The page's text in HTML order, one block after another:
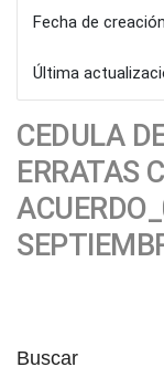
Fecha de creación
Última
CEDULA
ERRATAS
Buscar